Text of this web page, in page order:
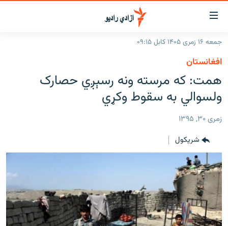
د
لاسرسۍ
وړ
لېنکونه
متن
ته
ورتلل
اصلي
ورتلل
لټون
پاڼې
ته
مراجعه
افغانستان
نړۍ
خبرونه
افغانستان
د خپرونو جدول
مرکې
اونیزې خپرونې
انځوریزه برخه
ورزش
د کډوالۍ بحران
'کووېډ-۱۹'
جمعه ۱۶ زمری ۱۴۰۵ کابل ۰۹:۱۵
افغانستان
همت: که مرسته ونه رسېږي حصارک
ولسوالي به سقوط وکړي
زمری ۳۰, ۱۳۹۵
شريکول